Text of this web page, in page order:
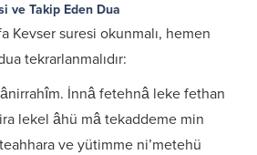
ve Takip Eden Dua
Kevser suresi okunmalı, hemen
tekrarlanmalıdır:
İnnâ fetehnâ leke fethan
lekel âhü mâ tekaddeme min
ve yütimme ni’metehü